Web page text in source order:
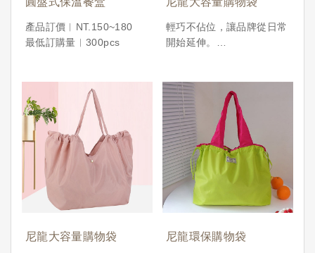
產品訂價︱NT.150~180
最低訂購量︱300pcs
輕巧不佔位，讓品牌從日常
開始延伸。
水尼龍布料，質地輕盈耐
用，可承重且方便清潔。收
納後尺寸小巧，方便攜帶，
適合用於日常採買、展會活
動、門市贈品，或作為企業
永續倡議的實用物品。
提供企業、品牌客製化印刷
與折疊設計選項，可快速少
量製作，是實用性與宣傳效
果兼具的環保袋選擇。
支援項目： 袋型客製／
尼龍大容量購物袋 尼龍環保購物袋